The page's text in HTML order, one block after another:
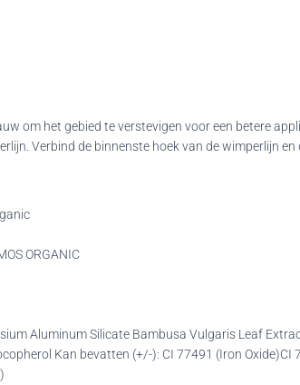
om het gebied te verstevigen voor een betere
Verbind de binnenste hoek van de wimperlijn
ORGANIC
Aluminum Silicate Bambusa Vulgaris Leaf
Kan bevatten (+/-): CI 77491 (Iron Oxide)CI